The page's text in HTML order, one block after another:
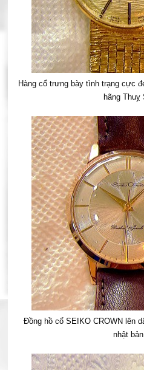
Hàng cổ trưng bày tình trạng cực
hãng Thuỵ
Đồng hồ cổ SEIKO CROWN lên
nhật bản